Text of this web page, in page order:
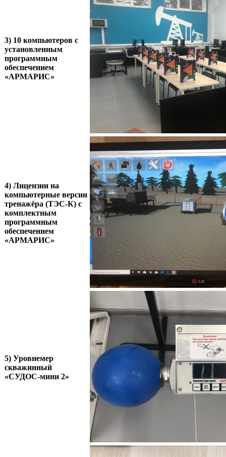
3) 10 компьютеров с
установленным
программным
обеспечением
«АРМАРИС»
4) Лицензии на
компьютерные версии
тренажёра (ТЭС-К) с
комплектным
программным
обеспечением
«АРМАРИС»
5) Уровнемер
скважинный
«СУДОС-мини 2»